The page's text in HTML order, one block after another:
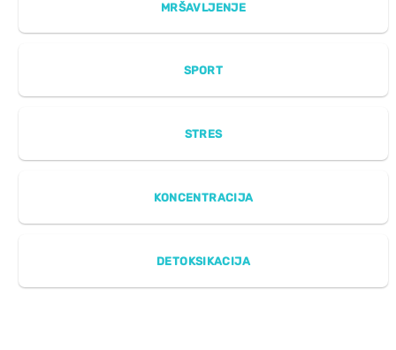
MRŠAVLJENJE
SPORT
STRES
KONCENTRACIJA
DETOKSIKACIJA